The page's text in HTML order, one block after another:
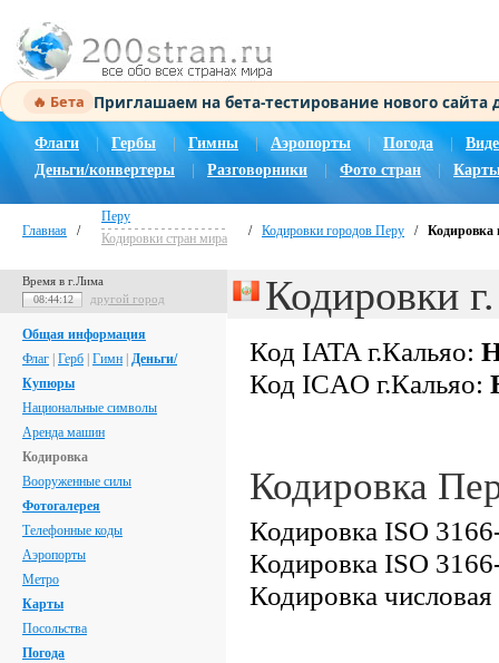
🔥 Бета Приглашаем на бета-тестирование нового
Флаги Гербы Гимны | Аэропорты Погода |
Деньги/конвертеры
Разговорники Фото стран
Главная /
Перу
Кодировки стран мира
/ Кодировки городов Перу / Кодировка
Время в г.Лима
08:44:12 другой город
Общая информация
Флаг Герб Гимн Деньги/
Купюры
Национальные символы
Аренда машин
Кодировка
Вооруженные силы
Фотогалерея
Телефонные коды
Аэропорты
Метро
Карты
Посольства
Погода
Кодировки
Код IATA г.Кальяо:
Код ICAO г.Кальяо:
Кодировка
Кодировка ISO
Кодировка ISO
Кодировка